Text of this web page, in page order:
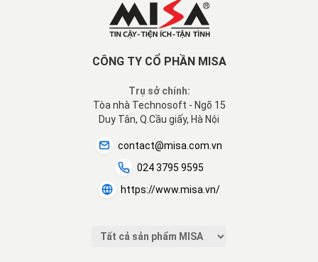
CÔNG TY CỔ PHẦN MISA
Trụ sở chính:
Tòa nhà Technosoft - Ngõ 15
Duy Tân, Q.Cầu giấy, Hà Nội
contact@misa.com.vn
024 3795 9595
https://www.misa.vn/